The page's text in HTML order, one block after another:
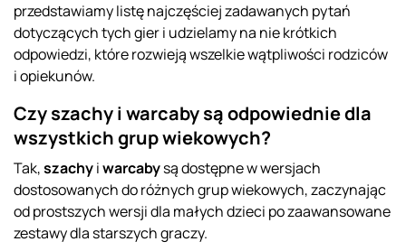
przedstawiamy listę najczęściej zadawanych pytań
dotyczących tych gier i udzielamy na nie krótkich
odpowiedzi, które rozwieją wszelkie wątpliwości rodziców
i opiekunów.
Czy szachy i warcaby są odpowiednie dla
wszystkich grup wiekowych?
Tak,szachyiwarcabysą dostępne w wersjach
dostosowanych do różnych grup wiekowych, zaczynając
od prostszych wersji dla małych dzieci po zaawansowane
zestawy dla starszych graczy.